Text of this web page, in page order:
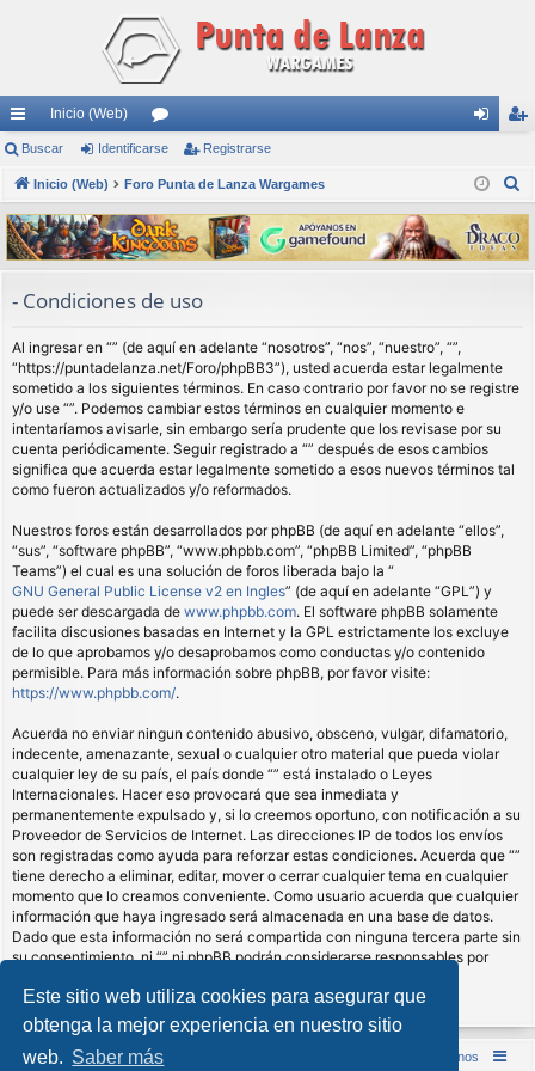
Este sitio web utiliza cookies para asegurar que
obtenga la mejor experiencia en nuestro sitio
web. Saber más
nl
ac
es
rá
s
Inicio (Web)
or
os nti
fic
ar
ist
ra
rs
Buscar Identificarse Registrarse
Inicio (Web) Foro Punta de Lanza Wargames
s
c
- Condiciones de uso
Al ingresar en “” (de aquí en adelante “nosotros”, “nos”, “nuestro”, “”,
“https://puntadelanza.net/Foro/phpBB3”), usted acuerda estar legalmente
sometido a los siguientes términos. En caso contrario por favor no se registre
y/o use “”. Podemos cambiar estos términos en cualquier momento e
intentaríamos avisarle, sin embargo sería prudente que los revisase por su
cuenta periódicamente. Seguir registrado a “” después de esos cambios
significa que acuerda estar legalmente sometido a esos nuevos términos tal
como fueron actualizados y/o reformados.
Nuestros foros están desarrollados por phpBB (de aquí en adelante “ellos”,
“sus”, “software phpBB”, “www.phpbb.com”, “phpBB Limited”, “phpBB
Teams”) el cual es una solución de foros liberada bajo la “
GNU General Public License v2 en Ingles” (de aquí en adelante “GPL”) y
puede ser descargada de www.phpbb.com. El software phpBB solamente
facilita discusiones basadas en Internet y la GPL estrictamente los excluye
de lo que aprobamos y/o desaprobamos como conductas y/o contenido
permisible. Para más información sobre phpBB, por favor visite:
https://www.phpbb.com/.
Acuerda no enviar ningun contenido abusivo, obsceno, vulgar, difamatorio,
indecente, amenazante, sexual o cualquier otro material que pueda violar
cualquier ley de su país, el país donde “” está instalado o Leyes
Internacionales. Hacer eso provocará que sea inmediata y
permanentemente expulsado y, si lo creemos oportuno, con notificación a su
Proveedor de Servicios de Internet. Las direcciones IP de todos los envíos
son registradas como ayuda para reforzar estas condiciones. Acuerda que “”
tiene derecho a eliminar, editar, mover o cerrar cualquier tema en cualquier
momento que lo creamos conveniente. Como usuario acuerda que cualquier
información que haya ingresado será almacenada en una base de datos.
Dado que esta información no será compartida con ninguna tercera parte sin
su consentimiento, ni “” ni phpBB podrán considerarse responsables por
comprometidos.
Inicio (Web) Foro Punta de Lanza Wargames Contáctenos